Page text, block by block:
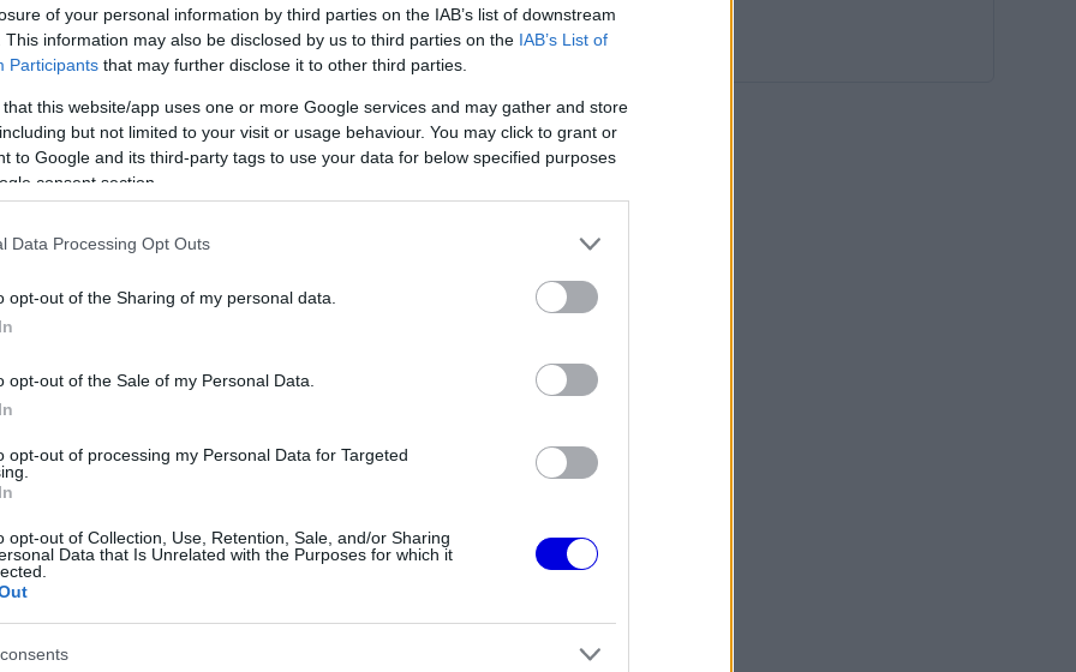
of your personal information by third parties on the IAB’s list of downstream
This information may also be disclosed by us to third parties on the IAB’s List of
Participants that may further disclose it to other third parties.
that this website/app uses one or more Google services and may gather and store
but not limited to your visit or usage behaviour. You may click to grant or
to Google and its third-party tags to use your data for below specified purposes
consent section.
Data Processing Opt Outs
opt-out of the Sharing of my personal data.
opt-out of the Sale of my Personal Data.
opt-out of processing my Personal Data for Targeted
opt-out of Collection, Use, Retention, Sale, and/or Sharing
Data that Is Unrelated with the Purposes for which it
a McLaren
átigazolásával
Amerikai versenysorozatban